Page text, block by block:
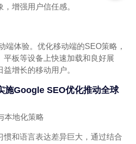
增强用户信任感。
端体验。优化移动端的SEO策略，
平板等设备上快速加载和良好展
增长的移动用户。
施Google SEO优化推动全球
本地化策略
惯和语言表达差异巨大，通过结合